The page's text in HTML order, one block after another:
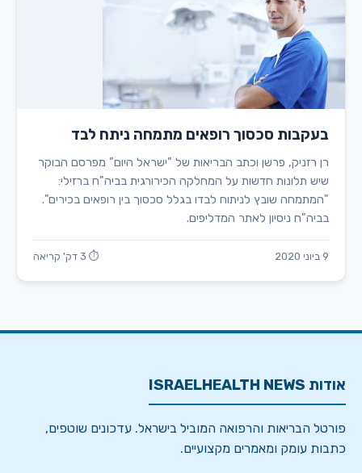
בעקבות סכסוך רופאים מתמחה ניתח לבד
רן רזניק, פרשן וכתב הבריאות של "ישראל היום" מפרסם הבוקר
שיש תלונות חדשות על המחלקה הכירורגית בביה"ח ברזילי:
"המתמחה שובץ לניתוח לבדו בגלל סכסוך בין רופאים בכירים".
בביה"ח ניסיון לאתר המדליפים.
9 ביוני 2020 ⏱ 3 דק' קריאה
אודות ISRAELHEALTH NEWS
פורטל הבריאות והרפואה המוביל בישראל. עדכונים שוטפים,
כתבות עומק ומאמרים מקצועיים.